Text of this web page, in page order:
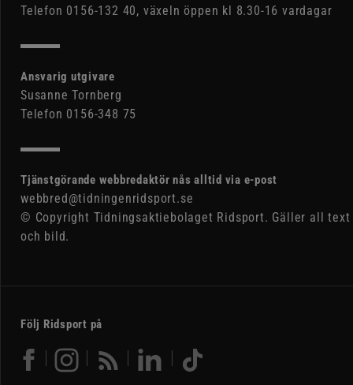
Telefon 0156-132 40, växeln öppen kl 8.30-16 vardagar
Ansvarig utgivare
Susanne Tornberg
Telefon 0156-348 75
Tjänstgörande webbredaktör nås alltid via e-post
webbred@tidningenridsport.se
© Copyright Tidningsaktiebolaget Ridsport. Gäller all text
och bild.
Följ Ridsport på